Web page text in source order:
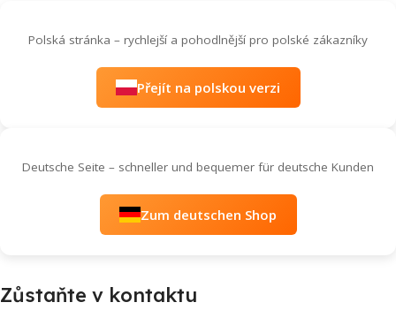
Polská stránka – rychlejší a pohodlnější pro polské zákazníky
Přejít na polskou verzi
Deutsche Seite – schneller und bequemer für deutsche Kunden
Zum deutschen Shop
Zůstaňte v kontaktu